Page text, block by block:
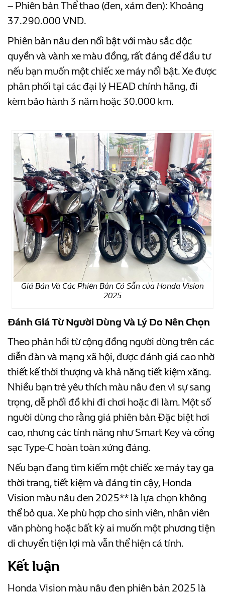
– Phiên bản Thể thao (đen, xám đen): Khoảng
37.290.000 VND.
Phiên bản nâu đen nổi bật với màu sắc độc
quyền và vành xe màu đồng, rất đáng để đầu tư
nếu bạn muốn một chiếc xe máy nổi bật. Xe được
phân phối tại các đại lý HEAD chính hãng, đi
kèm bảo hành 3 năm hoặc 30.000 km.
Giá Bán Và Các Phiên Bản Có Sẵn của Honda Vision
2025
Đánh Giá Từ Người Dùng Và Lý Do Nên Chọn
Theo phản hồi từ cộng đồng người dùng trên các
diễn đàn và mạng xã hội, được đánh giá cao nhờ
thiết kế thời thượng và khả năng tiết kiệm xăng.
Nhiều bạn trẻ yêu thích màu nâu đen vì sự sang
trọng, dễ phối đồ khi đi chơi hoặc đi làm. Một số
người dùng cho rằng giá phiên bản Đặc biệt hơi
cao, nhưng các tính năng như Smart Key và cổng
sạc Type-C hoàn toàn xứng đáng.
Nếu bạn đang tìm kiếm một chiếc xe máy tay ga
thời trang, tiết kiệm và đáng tin cậy, Honda
Vision màu nâu đen 2025** là lựa chọn không
thể bỏ qua. Xe phù hợp cho sinh viên, nhân viên
văn phòng hoặc bất kỳ ai muốn một phương tiện
di chuyển tiện lợi mà vẫn thể hiện cá tính.
Kết luận
Honda Vision màu nâu đen phiên bản 2025 là